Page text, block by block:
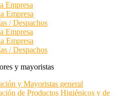
Empresa
Empresa
/ Despachos
Empresa
Empresa
/ Despachos
y mayoristas
y Mayoristas general
de Productos Higiénicos y de